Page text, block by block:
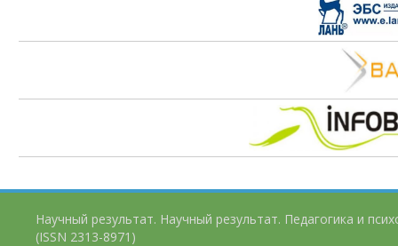
Научный результат. Научный результат. Педагогика и
(ISSN 2313-8971)